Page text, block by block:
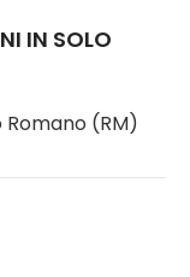
IN SOLO
Romano (RM)